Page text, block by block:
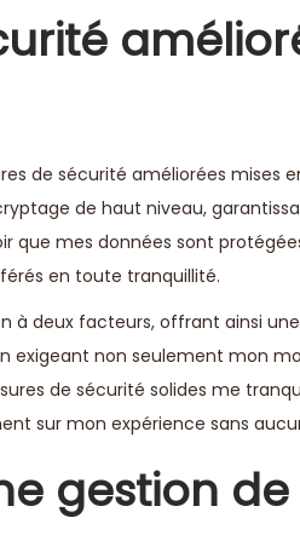
de sécurité améliorées
de haut niveau,
que mes données sont
en toute tranquillité.
à deux facteurs, offrant ainsi
non seulement mon
de sécurité solides me
sur mon expérience sans
gestion